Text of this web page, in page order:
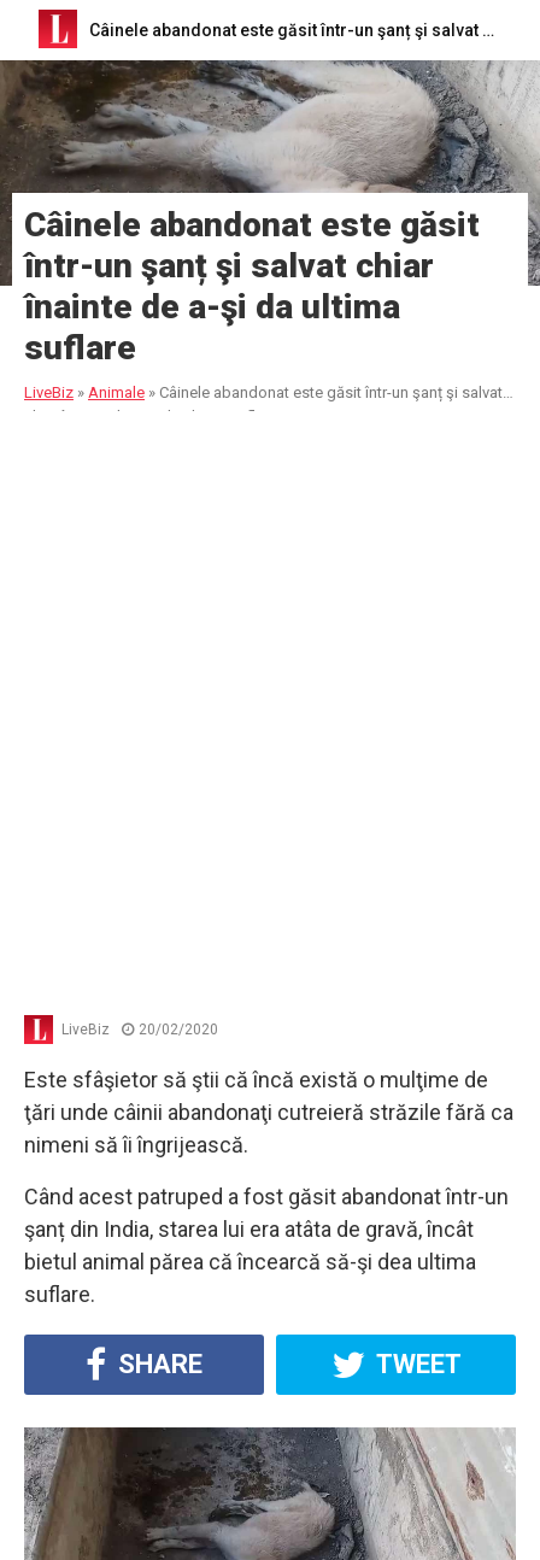
Câinele abandonat este găsit într-un şanț şi salvat chiar înainte de a-şi da ultima suflare
Câinele abandonat este găsit
într-un şanț şi salvat chiar
înainte de a-şi da ultima
suflare
LiveBiz » Animale » Câinele abandonat este găsit într-un şanț şi salvat
chiar înainte de a-şi da ultima suflare
LiveBiz 20/02/2020
Este sfâşietor să ştii că încă există o mulţime de
ţări unde câinii abandonaţi cutreieră străzile fără ca
nimeni să îi îngrijească.
Când acest patruped a fost găsit abandonat într-un
şanț din India, starea lui era atâta de gravă, încât
bietul animal părea că încearcă să-şi dea ultima
suflare.
SHARE TWEET